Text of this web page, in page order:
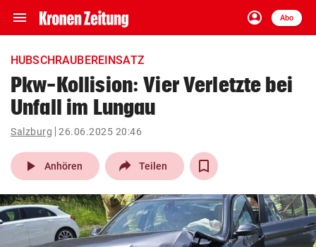
menu Navigation
ein-/ausklappen
account_circle
Anmelden
Abo
close Schließen
account_circle Anmelden
pin_drop
Wien arrow_right
bookmark
Suchbegriff
HUBSCHRAUBEREINSATZ
Pkw-Kollision: Vier Verletzte bei
Unfall im Lungau
Salzburg 26.06.2025 20:46
play_arrow Anhören Teilen